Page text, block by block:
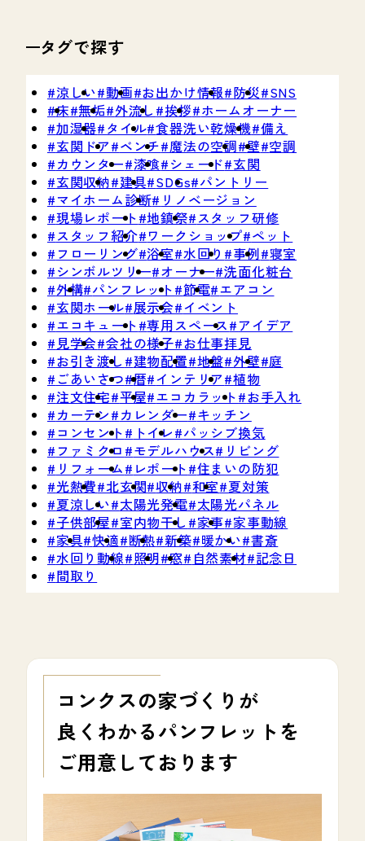
タグで探す
涼しい 動画 お出かけ情報 防災 SNS
床 無垢 外流し 挨拶 ホームオーナー
加湿器 タイル 食器洗い乾燥機 備え
玄関ドア ベンチ 魔法の空調 壁 空調
カウンター 漆喰 シェード 玄関
玄関収納 建具 SDGs パントリー
マイホーム診断
リノベージョン
現場レポート 地鎮祭 スタッフ研修
スタッフ紹介 ワークショップ ペット
フローリング 浴室 水回り 事例 寝室
シンボルツリー オーナー 洗面化粧台
外構 パンフレット 節電 エアコン
玄関ホール 展示会 イベント
エコキュート 専用スペース
アイデア
見学会 会社の様子 お仕事拝見
お引き渡し
建物配置 地盤 外壁 庭
ごあいさつ 暦 インテリア 植物
注文住宅 平屋 エコカラット
お手入れ
カーテン
カレンダー キッチン
コンセント
トイレ
パッシブ換気
ファミクロ
モデルハウス
リビング
リフォーム
レポート 住まいの防犯
光熱費 北玄関 収納 和室 夏対策
夏涼しい 太陽光発電 太陽光パネル
子供部屋 室内物干し 家事 家事動線
家具 快適 断熱 新築 暖かい 書斎
水回り動線 照明 窓 自然素材 記念日
間取り
コンクスの家づくりが
良くわかるパンフレットを
ご用意しております